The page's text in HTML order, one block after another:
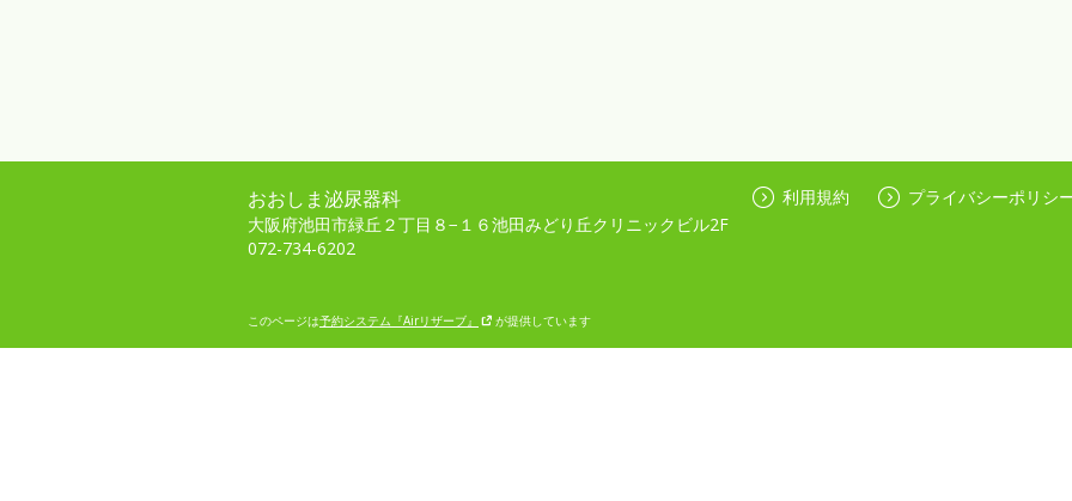
おおしま泌尿器科
大阪府池田市緑丘２丁目８−１６池田みどり丘クリニックビル2F
072-734-6202
利用規約 プライバシーポリシ
このページは予約システム『Airリザーブ』 が提供しています